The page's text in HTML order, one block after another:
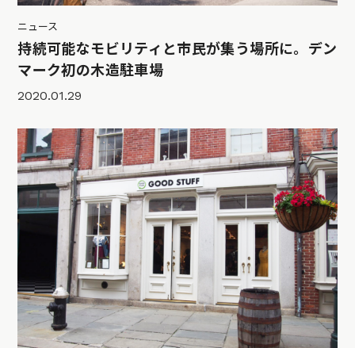
ニュース
持続可能なモビリティと市民が集う場所に。デン
マーク初の木造駐車場
2020.01.29